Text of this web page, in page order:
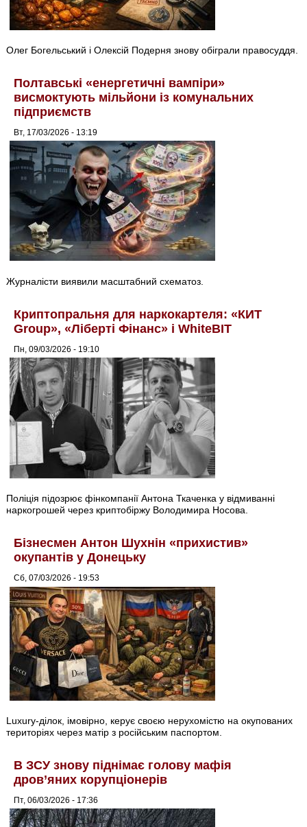
Олег Богельський і Олексій Подерня знову обіграли правосуддя.
Полтавські «енергетичні вампіри»
висмоктують мільйони із комунальних
підприємств
Вт, 17/03/2026 - 13:19
Журналісти виявили масштабний схематоз.
Криптопральня для наркокартеля: «КИТ
Group», «Ліберті Фінанс» і WhiteBIT
Пн, 09/03/2026 - 19:10
Поліція підозрює фінкомпанії Антона Ткаченка у відмиванні
наркогрошей через криптобіржу Володимира Носова.
Бізнесмен Антон Шухнін «прихистив»
окупантів у Донецьку
Сб, 07/03/2026 - 19:53
Luxury-ділок, імовірно, керує своєю нерухомістю на окупованих
територіях через матір з російським паспортом.
В ЗСУ знову піднімає голову мафія
дров’яних корупціонерів
Пт, 06/03/2026 - 17:36